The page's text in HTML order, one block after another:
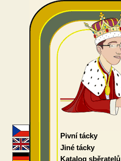
Pivní tácky
Jiné tácky
Katalog sběratelů